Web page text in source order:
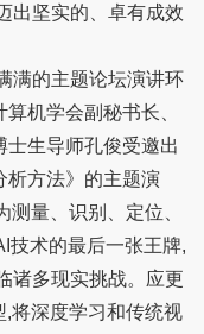
出坚实的、卓有成效
满的主题论坛演讲环
机学会副秘书长、
士生导师孔俊受邀出
析方法》的主题演
量、识别、定位、
技术的最后一张王牌,
诸多现实挑战。应更
,将深度学习和传统视